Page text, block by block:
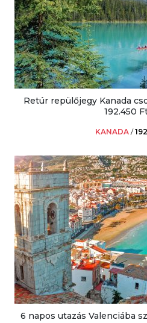
Retúr repülőjegy Kanada
192.450
KANADA /
6 napos utazás Valenciába